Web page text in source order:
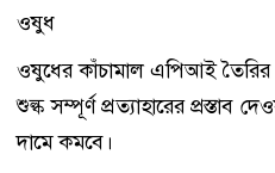
ওষুধ
ওষুধের কাঁচামাল এপিআই
শুল্ক সম্পূর্ণ প্রত্যাহারের প্রস্তাব
দামে কমবে।